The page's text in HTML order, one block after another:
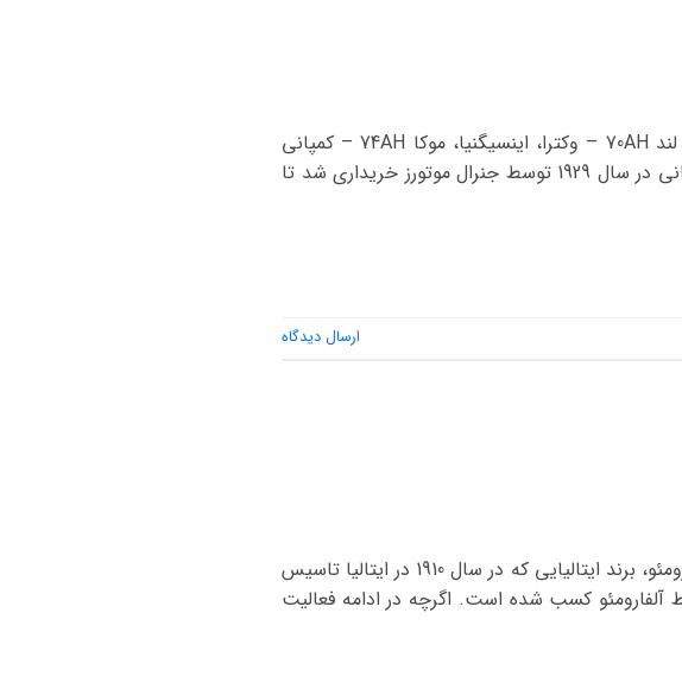
مدل خودرو باتری اصلی باتری جایگزین کورسا ، آسترا، رکورد 60AH – امگا، کراس لند 70AH – وکترا، اینسیگنیا، موکا 74AH – کمپانی
آلمانی اوپل سال 1862 توسط آدام اوپل تاسیس شد. بیشترین درصد سهام این کمپانی در سال 1929 توسط جنرال موتورز خریداری شد تا
ارسال دیدگاه
مدل خودرو باتری اصلی باتری جایگزین جولیتا ، میتو ، 4C 60AH 66AH-74AH آلفارومئو، برند ایتالیایی که در سال 1910 در ایتالیا تاسیس
توسط آلفارومئو کسب شده است. اگرچه در ادامه فعالیت